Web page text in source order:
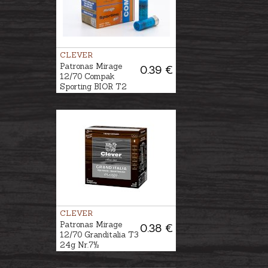
CLEVER
0.39 €
Patronas Mirage
12/70 Compak
Sporting BIOR T2
CLEVER
0.38 €
Patronas Mirage
12/70 Granditalia T3
24g Nr.7½